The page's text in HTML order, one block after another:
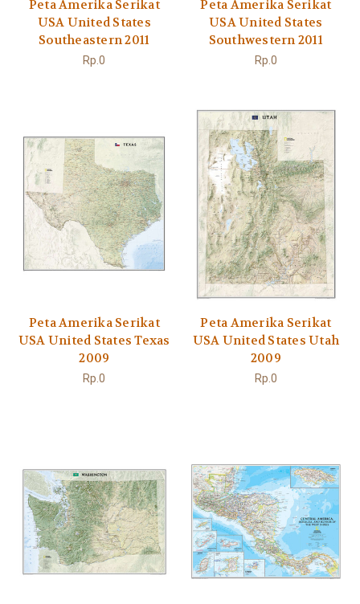
Peta Amerika Serikat
USA United States
Southeastern 2011
Rp.0
Peta Amerika Serikat
USA United States
Southwestern 2011
Rp.0
Peta Amerika Serikat
USA United States Texas
2009
Rp.0
Peta Amerika Serikat
USA United States Utah
2009
Rp.0